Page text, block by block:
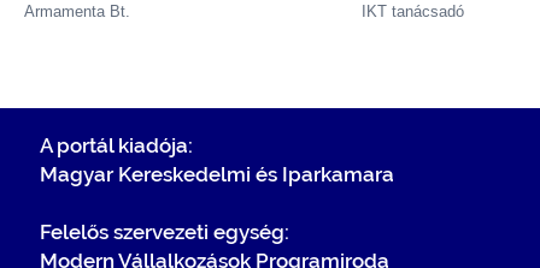
Armamenta Bt. IKT tanácsadó
A portál kiadója:
Magyar Kereskedelmi és Iparkamara
Felelős szervezeti egység:
Modern Vállalkozások Programiroda